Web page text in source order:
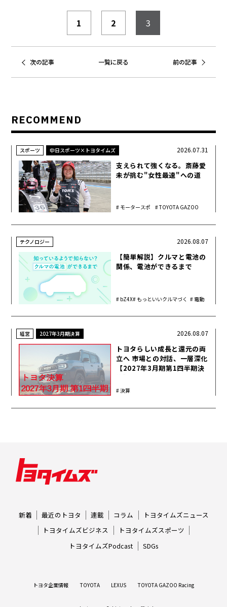
1 2 3
次の記事 一覧に戻る 前の記事
RECOMMEND
スポーツ 中日スポーツ×トヨタイムズ
支えられて強くなる。斎藤愛
未が挑む"女性最速"への道
モータースポ
TOYOTA GAZOO
2026.07.31
テクノロジー
【簡単解説】クルマと電池の
関係、電池ができるまで
bZ4X もっといいクルマづく
電動
2026.08.07
経営 2027年3月期決算
トヨタらしい成長と還元の両
立へ 市場との対話、一層深化
【2027年3月期第1四半期決
決算
2026.08.07
新着 最近のトヨタ 連載 コラム
トヨタイムズニュース
トヨタイムズビジネス
トヨタイムズスポーツ
トヨタイムズPodcast
SDGs
トヨタ企業情報 TOYOTA LEXUS TOYOTA GAZOO Racing